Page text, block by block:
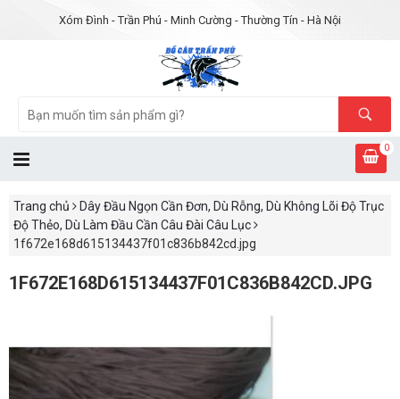
Xóm Đình - Trần Phú - Minh Cường - Thường Tín - Hà Nội
0
Trang chủ
Dây Đầu Ngọn Cần Đơn, Dù Rỗng, Dù Không Lõi Độ Trục
Độ Thẻo, Dù Làm Đầu Cần Câu Đài Câu Lục
1f672e168d615134437f01c836b842cd.jpg
1F672E168D615134437F01C836B842CD.JPG